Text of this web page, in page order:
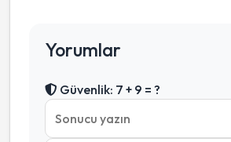
Yorumlar
Güvenlik: 7 + 9 = ?